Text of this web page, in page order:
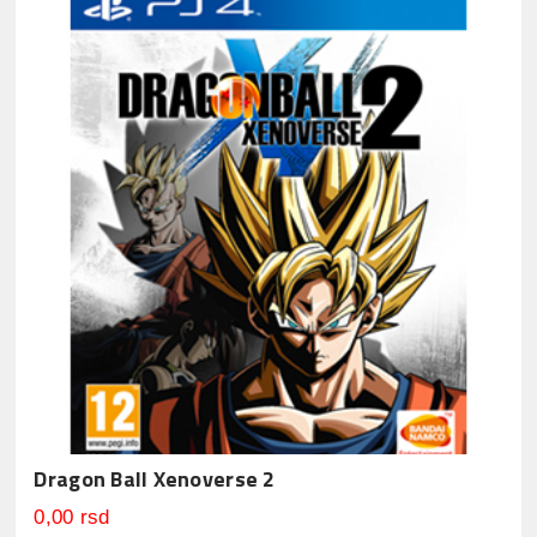
Dragon Ball Xenoverse 2
0,00 rsd